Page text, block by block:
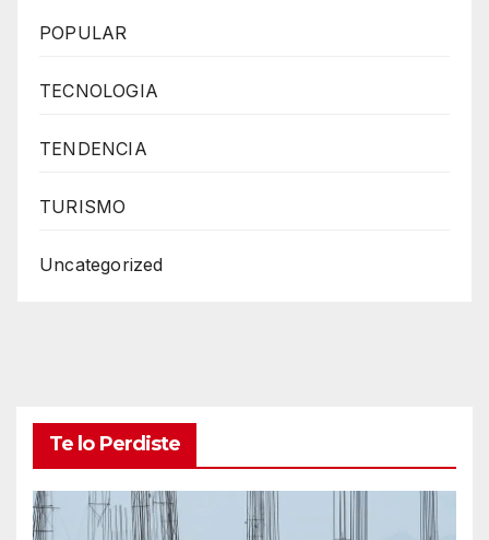
POPULAR
TECNOLOGIA
TENDENCIA
TURISMO
Uncategorized
Te lo Perdiste